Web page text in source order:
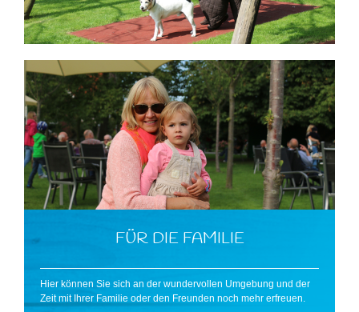
FÜR DIE FAMILIE
Hier können Sie sich an der wundervollen Umgebung und der
Zeit mit Ihrer Familie oder den Freunden noch mehr erfreuen.